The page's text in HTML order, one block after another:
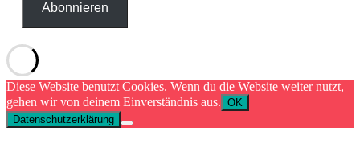
Abonnieren
Diese Website benutzt Cookies. Wenn du die Website weiter nutzt,
gehen wir von deinem Einverständnis aus. OK
Datenschutzerklärung